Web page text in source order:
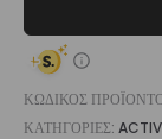
ΚΩΔΙΚΌΣ
ΚΑΤΗΓΟΡΊΕΣ: